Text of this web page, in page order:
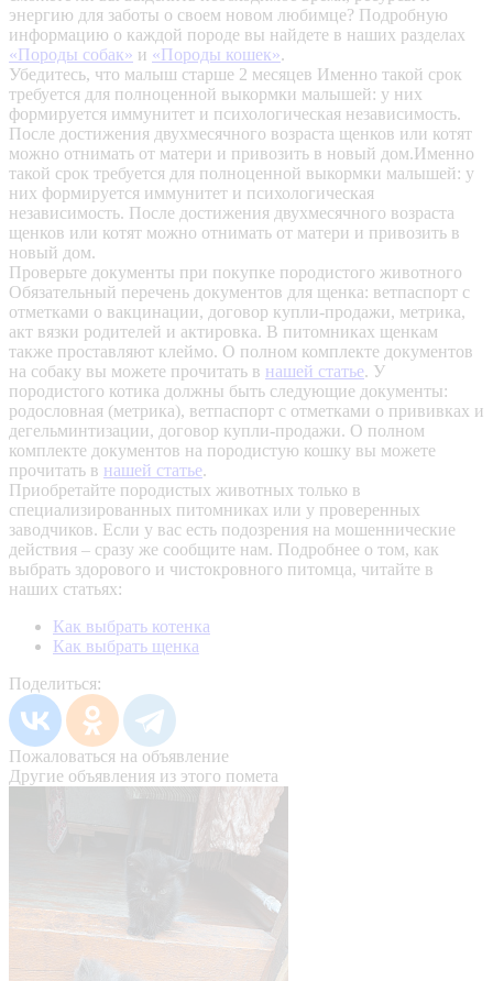
энергию для заботы о своем новом любимце? Подробную
информацию о каждой породе вы найдете в наших разделах
«Породы собак» и «Породы кошек».
Убедитесь, что малыш старше 2 месяцев Именно такой срок
требуется для полноценной выкормки малышей: у них
формируется иммунитет и психологическая независимость.
После достижения двухмесячного возраста щенков или котят
можно отнимать от матери и привозить в новый дом.Именно
такой срок требуется для полноценной выкормки малышей: у
них формируется иммунитет и психологическая
независимость. После достижения двухмесячного возраста
щенков или котят можно отнимать от матери и привозить в
новый дом.
Проверьте документы при покупке породистого животного
Обязательный перечень документов для щенка: ветпаспорт с
отметками о вакцинации, договор купли-продажи, метрика,
акт вязки родителей и актировка. В питомниках щенкам
также проставляют клеймо. О полном комплекте документов
на собаку вы можете прочитать в нашей статье. У
породистого котика должны быть следующие документы:
родословная (метрика), ветпаспорт с отметками о прививках и
дегельминтизации, договор купли-продажи. О полном
комплекте документов на породистую кошку вы можете
прочитать в нашей статье.
Приобретайте породистых животных только в
специализированных питомниках или у проверенных
заводчиков. Если у вас есть подозрения на мошеннические
действия – сразу же сообщите нам. Подробнее о том, как
выбрать здорового и чистокровного питомца, читайте в
наших статьях:
Как выбрать котенка
Как выбрать щенка
Поделиться:
Пожаловаться на объявление
Другие объявления из этого помета